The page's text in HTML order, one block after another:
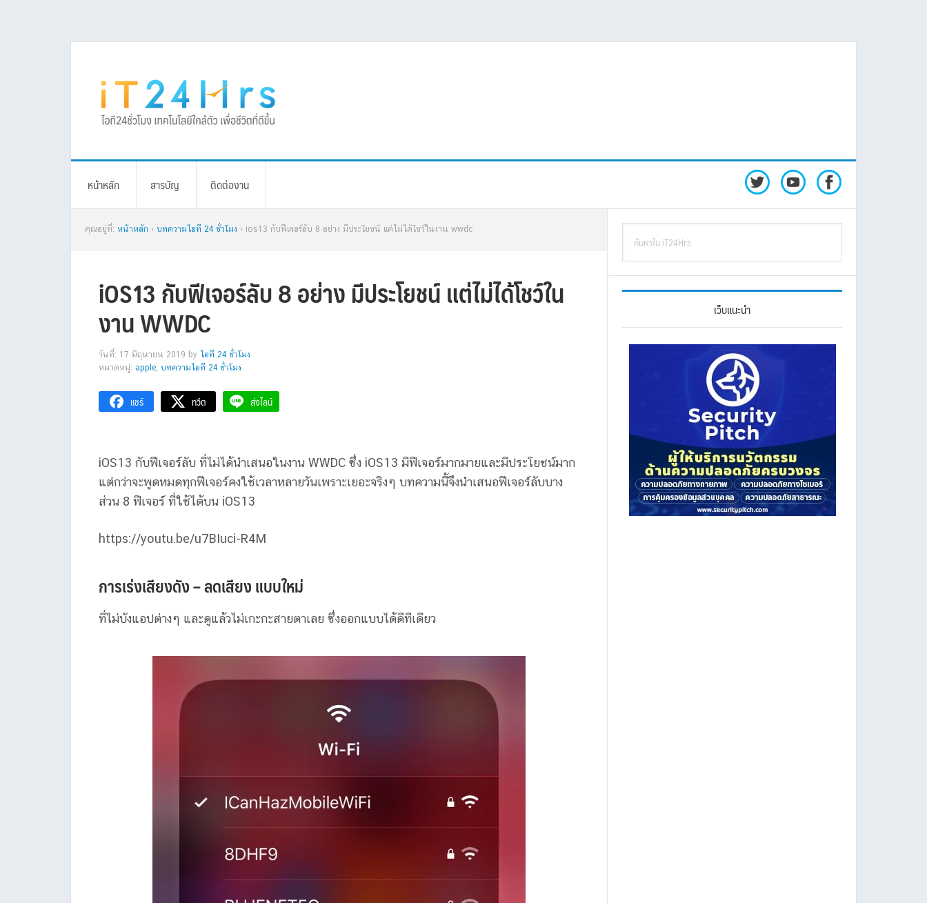
หน้าหลัก สารบัญ ติดต่องาน
คุณอยู่ที่: หน้าหลัก › บทความไอที 24 ชั่วโมง › ios13 กับฟีเจอร์ลับ 8 อย่าง มีประโยชน์ แต่ไม่ได้โชว์ในงาน wwdc
iOS13 กับฟีเจอร์ลับ 8 อย่าง มีประโยชน์ แต่ไม่ได้โชว์ใน
งาน WWDC
วันที่: 17 มิถุนายน 2019 by ไอที 24 ชั่วโมง
หมวดหมู่: apple, บทความไอที 24 ชั่วโมง
แชร์ ทวีต ส่งไลน์
iOS13 กับฟีเจอร์ลับ ที่ไม่ได้นำเสนอในงาน WWDC ซึ่ง iOS13 มีฟีเจอร์มากมายและมีประโยชน์มาก
แต่กว่าจะพูดหมดทุกฟีเจอร์คงใช้เวลาหลายวันเพราะเยอะจริงๆ บทความนี้จึงนำเสนอฟีเจอร์ลับบาง
ส่วน 8 ฟีเจอร์ ที่ใช้ได้บน iOS13
https://youtu.be/u7BIuci-R4M
การเร่งเสียงดัง – ลดเสียง แบบใหม่
ที่ไม่บังแอปต่างๆ และดูแล้วไม่เกะกะสายตาเลย ซึ่งออกแบบได้ดีทีเดียว
Primary
Sidebar
iT24Hrs
เว็บแนะนำ